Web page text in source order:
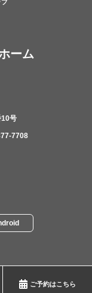
ご予約はこちら
ーム
10号
7708